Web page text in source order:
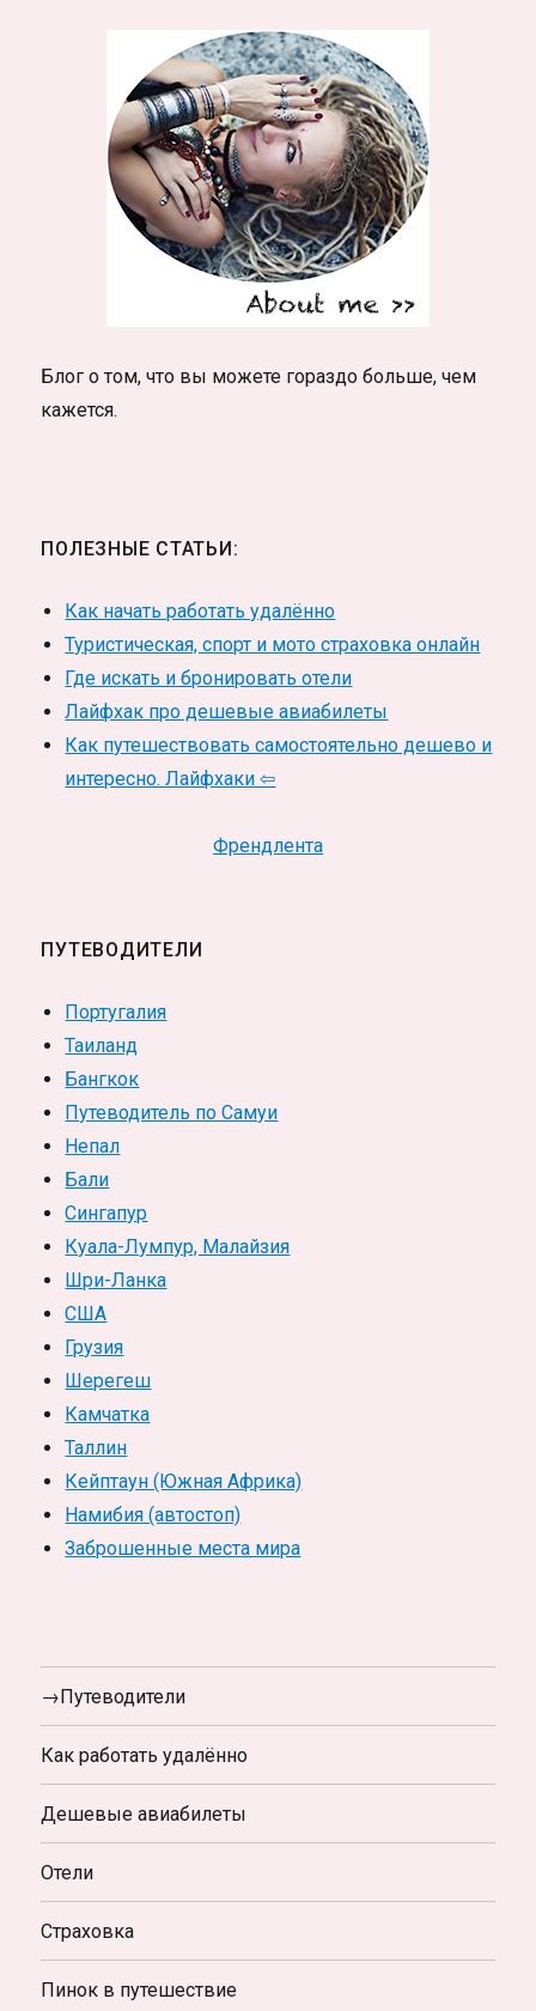
Блог о том, что вы можете гораздо больше, чем
кажется.
ПОЛЕЗНЫЕ СТАТЬИ:
Как начать работать удалённо
Туристическая, спорт и мото страховка онлайн
Где искать и бронировать отели
Лайфхак про дешевые авиабилеты
Как путешествовать самостоятельно дешево и
интересно. Лайфхаки ⇦
Френдлента
ПУТЕВОДИТЕЛИ
Португалия
Таиланд
Бангкок
Путеводитель по Самуи
Непал
Бали
Сингапур
Куала-Лумпур, Малайзия
Шри-Ланка
США
Грузия
Шерегеш
Камчатка
Таллин
Кейптаун (Южная Африка)
Намибия (автостоп)
Заброшенные места мира
→Путеводители
Как работать удалённо
Дешевые авиабилеты
Отели
Страховка
Пинок в путешествие